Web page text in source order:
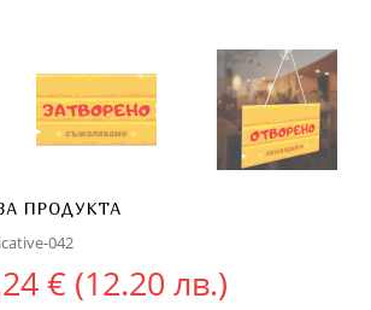
ПРОДУКТА
042
€ (12.20 лв.)